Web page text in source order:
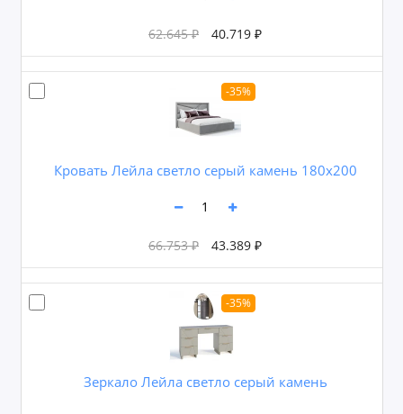
62.645 ₽ 40.719 ₽
-35%
Кровать Лейла светло серый камень 180х200
66.753 ₽ 43.389 ₽
-35%
Зеркало Лейла светло серый камень